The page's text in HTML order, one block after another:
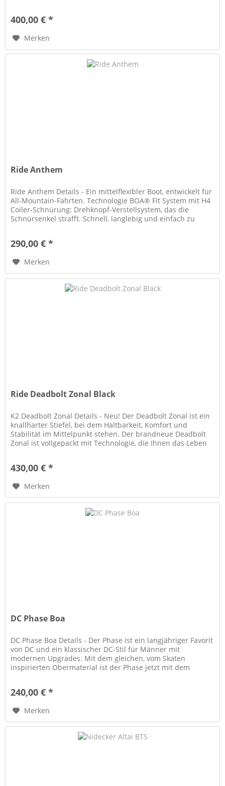
400,00 € *
Merken
Ride Anthem
Ride Anthem Details - Ein mittelflexibler Boot, entwickelt für
All-Mountain-Fahrten. Technologie BOA® Fit System mit H4
Coiler-Schnürung: Drehknopf-Verstellsystem, das die
Schnürsenkel strafft. Schnell, langlebig und einfach zu
290,00 € *
Merken
Ride Deadbolt Zonal Black
K2 Deadbolt Zonal Details - Neu! Der Deadbolt Zonal ist ein
knallharter Stiefel, bei dem Haltbarkeit, Komfort und
Stabilität im Mittelpunkt stehen. Der brandneue Deadbolt
Zonal ist vollgepackt mit Technologie, die Ihnen das Leben
430,00 € *
Merken
DC Phase Boa
DC Phase Boa Details - Der Phase ist ein langjähriger Favorit
von DC und ein klassischer DC-Stil für Männer mit
modernen Upgrades. Mit dem gleichen, vom Skaten
inspirierten Obermaterial ist der Phase jetzt mit dem
240,00 € *
Merken